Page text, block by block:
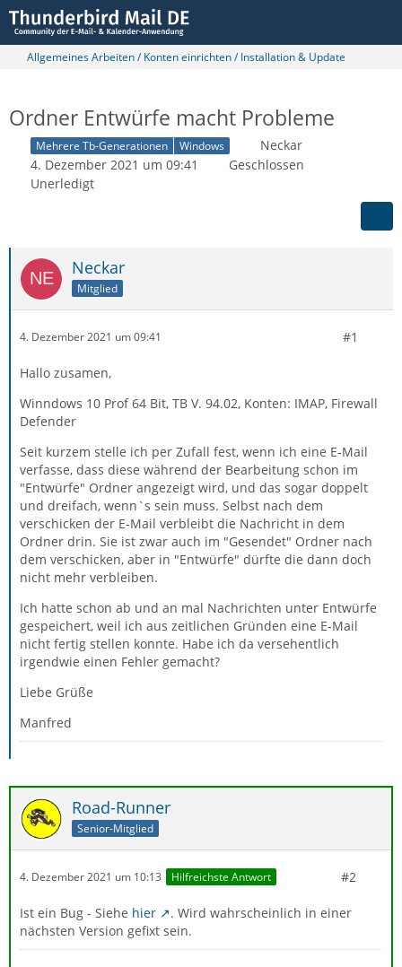
Allgemeines Arbeiten / Konten einrichten / Installation & Update
Ordner Entwürfe macht Probleme
Mehrere Tb-Generationen Windows
Neckar
4. Dezember 2021 um 09:41
Geschlossen
Unerledigt
Neckar
Mitglied
4. Dezember 2021 um 09:41 #1
Hallo zusamen,
Winndows 10 Prof 64 Bit, TB V. 94.02, Konten: IMAP, Firewall
Defender
Seit kurzem stelle ich per Zufall fest, wenn ich eine E-Mail
verfasse, dass diese während der Bearbeitung schon im
"Entwürfe" Ordner angezeigt wird, und das sogar doppelt
und dreifach, wenn`s sein muss. Selbst nach dem
verschicken der E-Mail verbleibt die Nachricht in dem
Ordner drin. Sie ist zwar auch im "Gesendet" Ordner nach
dem verschicken, aber in "Entwürfe" dürfte die dann doch
nicht mehr verbleiben.
Ich hatte schon ab und an mal Nachrichten unter Entwürfe
gespeichert, weil ich aus zeitlichen Gründen eine E-Mail
nicht fertig stellen konnte. Habe ich da versehentlich
irgendwie einen Fehler gemacht?
Liebe Grüße
Manfred
Road-Runner
Senior-Mitglied
4. Dezember 2021 um 10:13 Hilfreichste Antwort #2
Ist ein Bug - Siehe hier
. Wird wahrscheinlich in einer
nächsten Version gefixt sein.